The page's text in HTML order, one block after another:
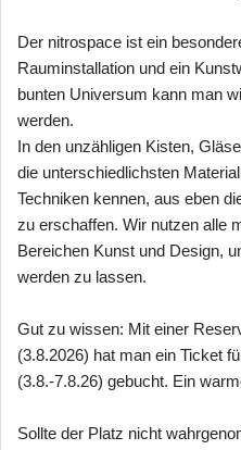
Der nitrospace ist ein
Rauminstallation und ein
bunten Universum kann man
werden.
In den unzähligen Kisten,
die unterschiedlichsten
Techniken kennen, aus eben
zu erschaffen. Wir nutzen alle
Bereichen Kunst und Design,
werden zu lassen.
Gut zu wissen: Mit einer
(3.8.2026) hat man ein Ticket
(3.8.-7.8.26) gebucht. Ein
Sollte der Platz nicht